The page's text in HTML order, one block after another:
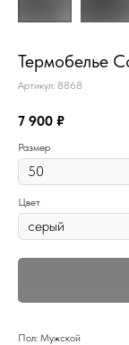
Термобелье
Артикул: 8868
7 900 ₽
Размер
Цвет
Пол: Мужской